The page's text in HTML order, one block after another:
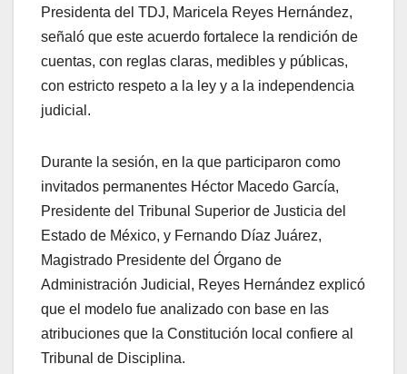
Presidenta del TDJ, Maricela Reyes Hernández,
señaló que este acuerdo fortalece la rendición de
cuentas, con reglas claras, medibles y públicas,
con estricto respeto a la ley y a la independencia
judicial.
Durante la sesión, en la que participaron como
invitados permanentes Héctor Macedo García,
Presidente del Tribunal Superior de Justicia del
Estado de México, y Fernando Díaz Juárez,
Magistrado Presidente del Órgano de
Administración Judicial, Reyes Hernández explicó
que el modelo fue analizado con base en las
atribuciones que la Constitución local confiere al
Tribunal de Disciplina.